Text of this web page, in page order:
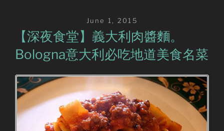
Posted
on
June 1, 2015
【深夜食堂】義大利肉醬麵。
Bologna意大利必吃地道美食名菜